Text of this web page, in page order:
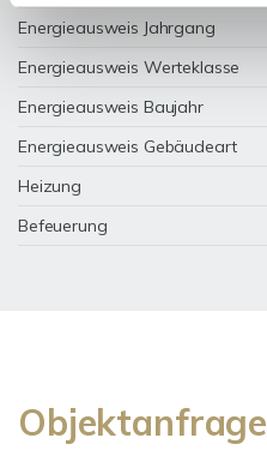
Energieausweis Jahrgang
Energieausweis Werteklasse
Energieausweis Baujahr
Energieausweis Gebäudeart
Heizung
Befeuerung
Objektanfrage